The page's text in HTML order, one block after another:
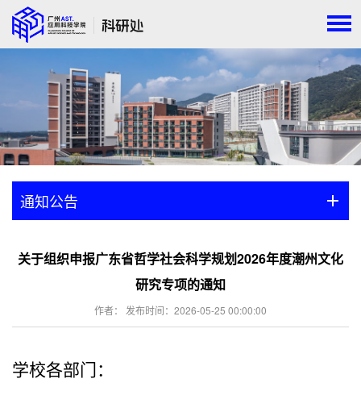
通知公告
关于组织申报广东省哲学社会科学规划2026年度潮州文化
研究专项的通知
作者： 发布时间：2026-05-25 00:00:00
学校各部门：